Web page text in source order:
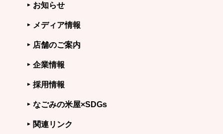
お知らせ
メディア情報
店舗のご案内
企業情報
採用情報
なごみの米屋×SDGs
関連リンク